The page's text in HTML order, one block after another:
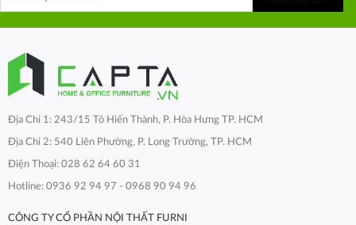
Địa Chỉ 1: 243/15 Tô Hiến Thành, P. Hòa Hưng TP. HCM
Địa Chỉ 2: 540 Liên Phường, P. Long Trường, TP. HCM
Điện Thoại: 028 62 64 60 31
Hotline: 0936 92 94 97 - 0968 90 94 96
CÔNG TY CỔ PHẦN NỘI THẤT FURNI